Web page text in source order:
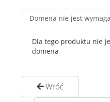
Domena nie jest
Dla tego produktu nie
domena
Wróć